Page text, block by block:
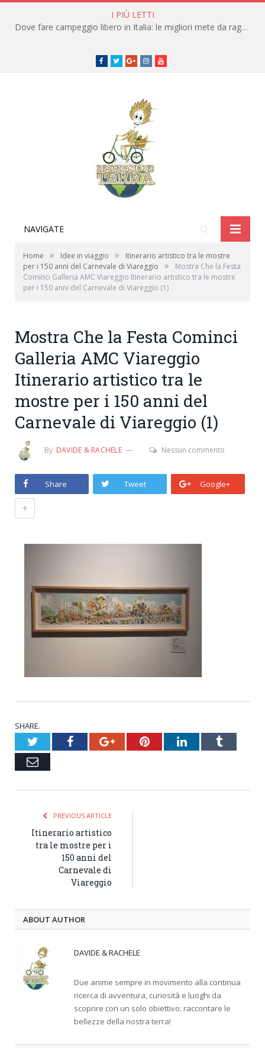
I PIÙ LETTI
Dove fare campeggio libero in Italia: le migliori mete da raggiungere in traghetto
Facebook
TwitterGoogle+instagramyoutube
NAVIGATE
Home » Idee in viaggio »
Itinerario artistico tra le mostre
per i 150 anni del Carnevale di Viareggio
»
Mostra Che la Festa
Cominci Galleria AMC Viareggio Itinerario artistico tra le mostre
per i 150 anni del Carnevale di Viareggio (1)
Mostra Che la Festa Cominci
Galleria AMC Viareggio
Itinerario artistico tra le
mostre per i 150 anni del
Carnevale di Viareggio (1)
By DAVIDE & RACHELE Nessun commento
Share Tweet Google+
+
SHARE.
TwitterFacebookGoogle+PinterestLinkedInTumblr
Email
PREVIOUS ARTICLE
Itinerario artistico
tra le mostre per i
150 anni del
Carnevale di
Viareggio
ABOUT AUTHOR
DAVIDE & RACHELE
Due anime sempre in movimento alla continua
ricerca di avventura, curiosità e luoghi da
scoprire con un solo obiettivo: raccontare le
bellezze della nostra terra!